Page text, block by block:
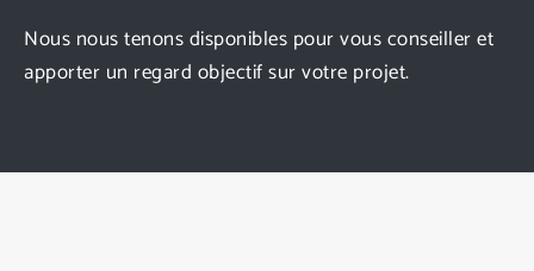
Nous nous tenons disponibles pour vous conseiller et
apporter un regard objectif sur votre projet.